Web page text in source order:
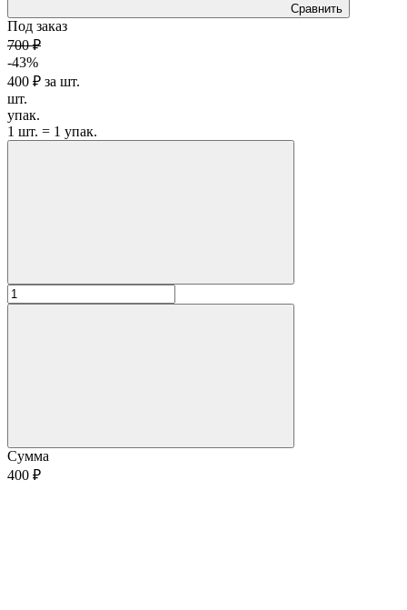
Сравнить
Под заказ
700 ₽
-43%
400 ₽ за шт.
шт.
упак.
1 шт. = 1 упак.
Сумма
400 ₽